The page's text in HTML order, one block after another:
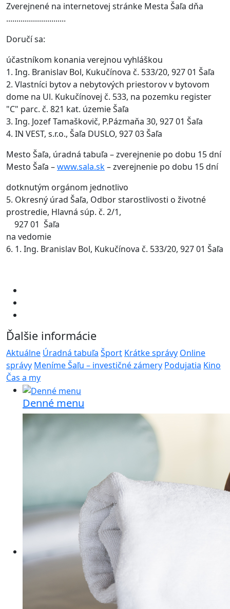
Zverejnené na internetovej stránke Mesta Šaľa dňa
.............................
Doručí sa:
účastníkom konania verejnou vyhláškou
1. Ing. Branislav Bol, Kukučínova č. 533/20, 927 01 Šaľa
2. Vlastníci bytov a nebytových priestorov v bytovom
dome na Ul. Kukučínovej č. 533, na pozemku register
"C" parc. č. 821 kat. územie Šaľa
3. Ing. Jozef Tamaškovič, P.Pázmaňa 30, 927 01 Šaľa
4. IN VEST, s.r.o., Šaľa DUSLO, 927 03 Šaľa
Mesto Šaľa, úradná tabuľa – zverejnenie po dobu 15 dní
Mesto Šaľa –www.sala.sk– zverejnenie po dobu 15 dní
dotknutým orgánom jednotlivo
5. Okresný úrad Šaľa, Odbor starostlivosti o životné
prostredie, Hlavná súp. č. 2/1,
927 01 Šaľa
na vedomie
6. 1. Ing. Branislav Bol, Kukučínova č. 533/20, 927 01 Šaľa
Ďalšie informácie
Aktuálne Úradná tabuľa Šport Krátke správy Online
správy Meníme Šaľu – investičné zámery Podujatia Kino
Čas a my
Denné menu